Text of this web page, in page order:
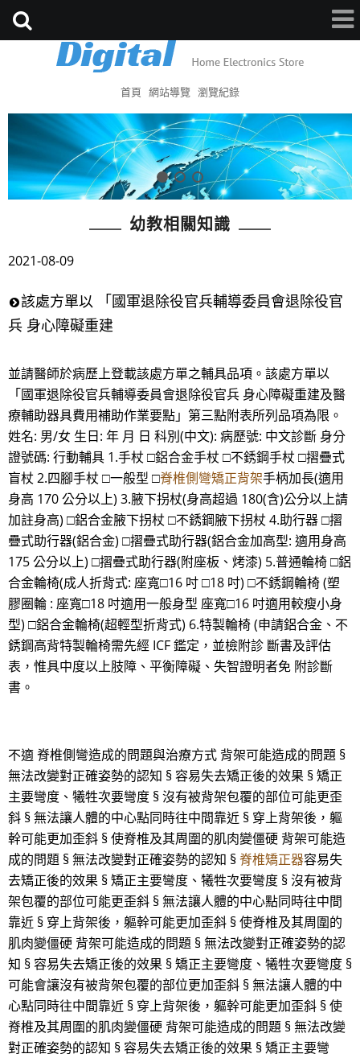
首頁 網站導覽 瀏覽紀錄
幼教相關知識
2021-08-09
該處方單以 「國軍退除役官兵輔導委員會退除役官
兵 身心障礙重建
並請醫師於病歷上登載該處方單之輔具品項。該處方單以
「國軍退除役官兵輔導委員會退除役官兵 身心障礙重建及醫
療輔助器具費用補助作業要點」第三點附表所列品項為限。
姓名: 男/女 生日: 年 月 日 科別(中文): 病歷號: 中文診斷 身分
證號碼: 行動輔具 1.手杖 □鋁合金手杖 □不銹鋼手杖 □摺疊式
盲杖 2.四腳手杖 □一般型 □脊椎側彎矯正背架手柄加長(適用
身高 170 公分以上) 3.腋下拐杖(身高超過 180(含)公分以上請
加註身高) □鋁合金腋下拐杖 □不銹鋼腋下拐杖 4.助行器 □摺
疊式助行器(鋁合金) □摺疊式助行器(鋁合金加高型: 適用身高
175 公分以上) □摺疊式助行器(附座板、烤漆) 5.普通輪椅 □鋁
合金輪椅(成人折背式: 座寬□16 吋 □18 吋) □不銹鋼輪椅 (塑
膠圈輪 : 座寬□18 吋適用一般身型 座寬□16 吋適用較瘦小身
型) □鋁合金輪椅(超輕型折背式) 6.特製輪椅 (申請鋁合金、不
銹鋼高背特製輪椅需先經 ICF 鑑定，並檢附診 斷書及評估
表，惟具中度以上肢障、平衡障礙、失智證明者免 附診斷
書。
不適 脊椎側彎造成的問題與治療方式 背架可能造成的問題 §
無法改變對正確姿勢的認知 § 容易失去矯正後的效果 § 矯正
主要彎度、犧牲次要彎度 § 沒有被背架包覆的部位可能更歪
斜 § 無法讓人體的中心點同時往中間靠近 § 穿上背架後，軀
幹可能更加歪斜 § 使脊椎及其周圍的肌肉變僵硬 背架可能造
成的問題 § 無法改變對正確姿勢的認知 §脊椎矯正器容易失
去矯正後的效果 § 矯正主要彎度、犧牲次要彎度 § 沒有被背
架包覆的部位可能更歪斜 § 無法讓人體的中心點同時往中間
靠近 § 穿上背架後，軀幹可能更加歪斜 § 使脊椎及其周圍的
肌肉變僵硬 背架可能造成的問題 § 無法改變對正確姿勢的認
知 § 容易失去矯正後的效果 § 矯正主要彎度、犧牲次要彎度 §
可能會讓沒有被背架包覆的部位更加歪斜 § 無法讓人體的中
心點同時往中間靠近 § 穿上背架後，軀幹可能更加歪斜 § 使
脊椎及其周圍的肌肉變僵硬 背架可能造成的問題 § 無法改變
對正確姿勢的認知 § 容易失去矯正後的效果 § 矯正主要彎